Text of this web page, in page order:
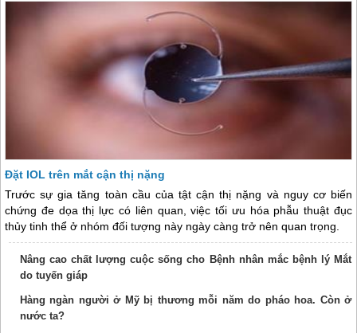
Đặt IOL trên mắt cận thị nặng
Trước sự gia tăng toàn cầu của tật cận thị nặng và nguy cơ biến
chứng đe dọa thị lực có liên quan, việc tối ưu hóa phẫu thuật đục
thủy tinh thể ở nhóm đối tượng này ngày càng trở nên quan trọng.
Nâng cao chất lượng cuộc sống cho Bệnh nhân mắc bệnh lý Mắt
do tuyến giáp
Hàng ngàn người ở Mỹ bị thương mỗi năm do pháo hoa. Còn ở
nước ta?